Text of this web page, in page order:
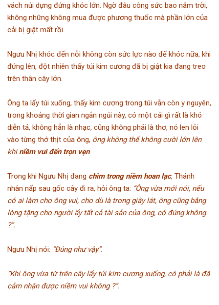
vách núi dựng đứng khóc lớn. Ngờ đâu công sức bao năm trời,
không những không mua được phương thuốc mà phần lớn của
cải bị giật mất rồi.
Ngưu Nhị khóc đến nỗi không còn sức lực nào để khóc nữa, khi
đứng lên, đột nhiên thấy túi kim cương đã bị giật kia đang treo
trên thân cây lớn.
Ông ta lấy túi xuống, thấy kim cương trong túi vẫn còn y nguyên,
trong khoảng thời gian ngắn ngủi này, có một cái gì rất là khó
diễn tả, không hẳn là nhạc, cũng không phải là thơ, nó len lỏi
vào từng thớ thịt của ông, ông không thể không cười lớn lên
khiniềm vui đến trọn vẹn.
Trong khi Ngưu Nhị đang chìm trong niềm hoan lạc, Thánh
nhân nấp sau gốc cây đi ra, hỏi ông ta: “Ông vừa mới nói, nếu
có ai làm cho ông vui, cho dù là trong giây lát, ông cũng bằng
lòng tặng cho người ấy tất cả tài sản của ông, có đúng không
?”.
Ngưu Nhị nói: “Đúng như vậy”.
“Khi ông vừa từ trên cây lấy túi kim cương xuống, có phải là đã
cảm nhận được niềm vui không ?”.